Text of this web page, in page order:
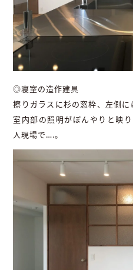
◎寝室の造作建具
擦りガラスに杉の窓枠、左側
室内部の照明がぼんやりと映
人現場で….。